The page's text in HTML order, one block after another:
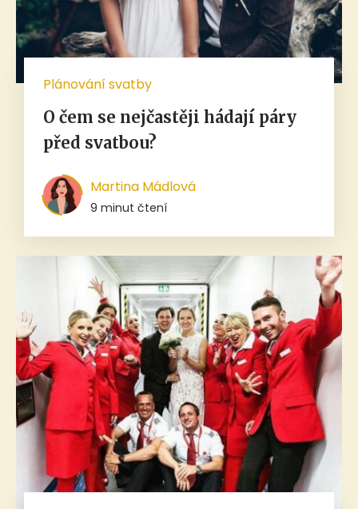
Plánování svatby
O čem se nejčastěji hádají páry
před svatbou?
Martina Mádlová
9 minut čtení